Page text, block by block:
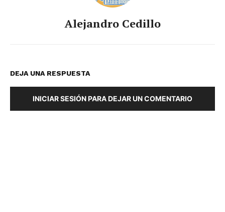
Alejandro Cedillo
DEJA UNA RESPUESTA
INICIAR SESIÓN PARA DEJAR UN COMENTARIO